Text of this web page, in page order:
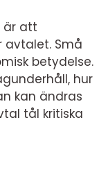
är att
avtalet. Små
betydelse.
hur
kan ändras
tål kritiska